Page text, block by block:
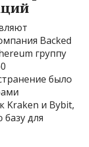
Backed
группу
было
Kraken и Bybit,
для